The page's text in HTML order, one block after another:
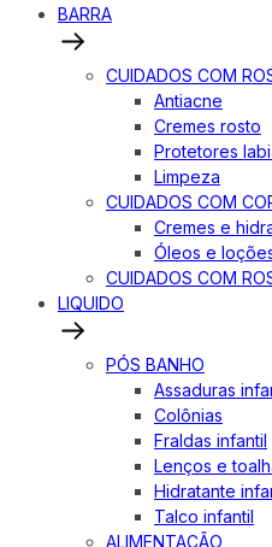
BARRA
CUIDADOS COM
Antiacne
Cremes rosto
Protetores
Limpeza
CUIDADOS COM
Cremes e
Óleos e
CUIDADOS COM
LIQUIDO
PÓS BANHO
Assaduras
Colônias
Fraldas infantil
Lenços e
Hidratante
Talco infantil
ALIMENTAÇÃO